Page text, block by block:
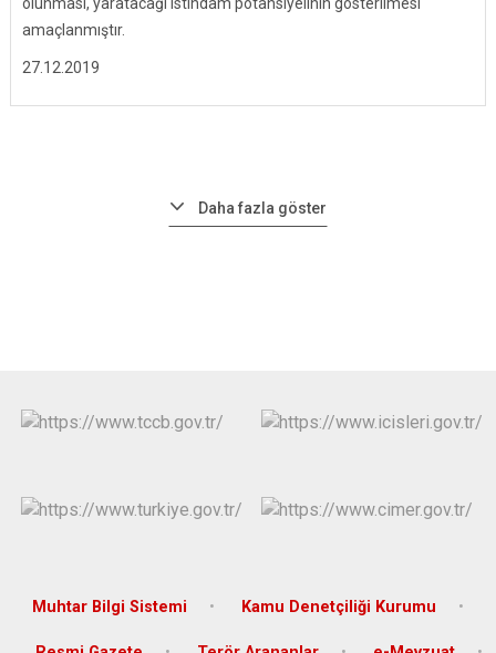
27.12.2019
amaçlanmıştır.
Daha fazla göster
Muhtar Bilgi Sistemi Kamu Denetçiliği Kurumu